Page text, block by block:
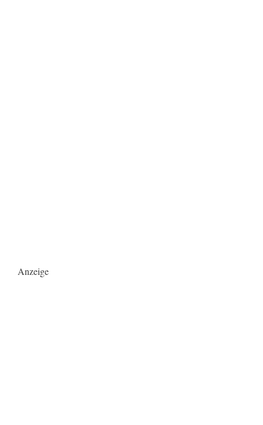
Anzeige